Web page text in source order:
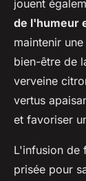
jouent
de l'humeur
maintenir
bien-être de
verveine
vertus
et favoriser
L'infusion de
prisée pour